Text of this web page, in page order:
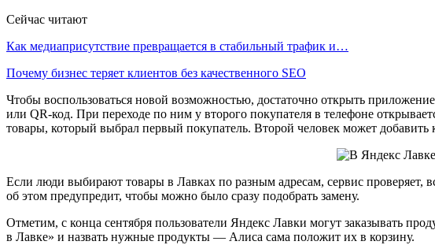
Сейчас читают
Как медиаприсутствие превращается в стабильный трафик и…
Почему бизнес теряет клиентов без качественного SEO
Чтобы воспользоваться новой возможностью, достаточно открыть
или QR-код. При переходе по ним у второго покупателя в телефоне
товары, который выбрал первый покупатель. Второй человек может
Если люди выбирают товары в Лавках по разным адресам, сервис проверяет,
об этом предупредит, чтобы можно было сразу подобрать замену.
Отметим, с конца сентября пользователи Яндекс Лавки могут заказывать
в Лавке» и назвать нужные продукты — Алиса сама положит их в корзину.